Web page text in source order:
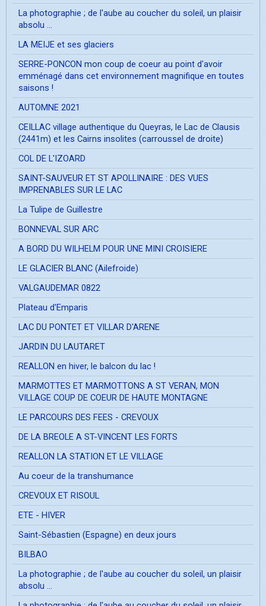
La photographie ; de l'aube au coucher du soleil, un plaisir
absolu ...
LA MEIJE et ses glaciers
SERRE-PONCON mon coup de coeur au point d'avoir
emménagé dans cet environnement magnifique en toutes
saisons !
AUTOMNE 2021
CEILLAC village authentique du Queyras, le Lac de Clausis
(2441m) et les Cairns insolites (carroussel de droite)
COL DE L'IZOARD
SAINT-SAUVEUR ET ST APOLLINAIRE : DES VUES
IMPRENABLES SUR LE LAC
La Tulipe de Guillestre
BONNEVAL SUR ARC
A BORD DU WILHELM POUR UNE MINI CROISIERE
LE GLACIER BLANC (Ailefroide)
VALGAUDEMAR 0822
Plateau d'Emparis
LAC DU PONTET ET VILLAR D'ARENE
JARDIN DU LAUTARET
REALLON en hiver, le balcon du lac !
MARMOTTES ET MARMOTTONS A ST VERAN, MON
VILLAGE COUP DE COEUR DE HAUTE MONTAGNE
LE PARCOURS DES FEES - CREVOUX
DE LA BREOLE A ST-VINCENT LES FORTS
REALLON LA STATION ET LE VILLAGE
Au coeur de la transhumance
CREVOUX ET RISOUL
ETE - HIVER
Saint-Sébastien (Espagne) en deux jours
BILBAO
La photographie ; de l'aube au coucher du soleil, un plaisir
absolu ...